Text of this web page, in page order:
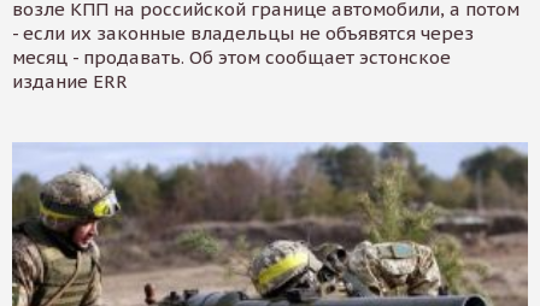
возле КПП на российской границе автомобили, а потом
- если их законные владельцы не объявятся через
месяц - продавать. Об этом сообщает эстонское
издание ERR